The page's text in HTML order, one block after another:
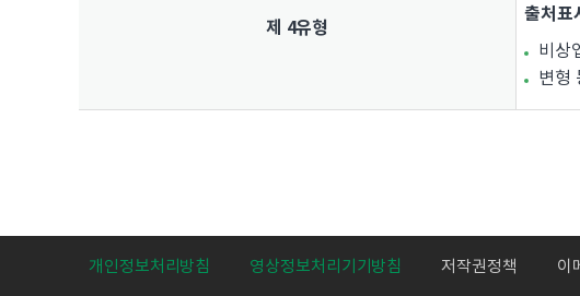
제 4유형
출처표
비상
변형
개인정보처리방침 영상정보처리기기방침 저작권정책 이